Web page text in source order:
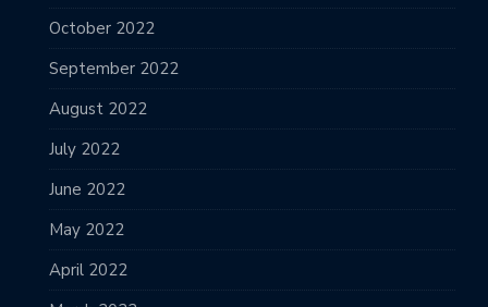
October 2022
September 2022
August 2022
July 2022
June 2022
May 2022
April 2022